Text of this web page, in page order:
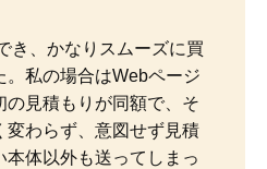
き、かなりスムーズに買
。私の場合はWebページ
の見積もりが同額で、そ
変わらず、意図せず見積
本体以外も送ってしまっ